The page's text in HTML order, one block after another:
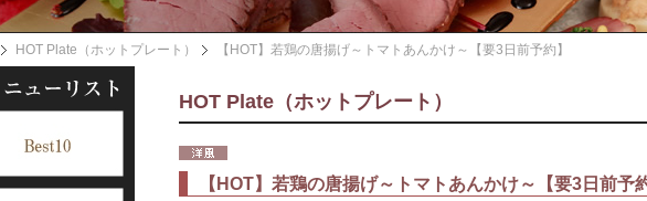
HOT Plate（ホットプレート） 【HOT】若鶏の唐揚げ～トマトあんかけ～【要3日前予約】
HOT Plate（ホットプレート）
【HOT】若鶏の唐揚げ～トマトあんかけ～【要3日前予